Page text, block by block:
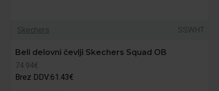
Skechers SSWHT
Beli delovni čevlji Skechers Squad OB
74.94€
Brez DDV:61.43€